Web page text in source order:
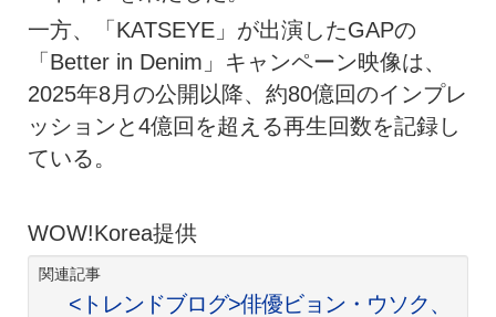
一方、「KATSEYE」が出演したGAPの
「Better in Denim」キャンペーン映像は、
2025年8月の公開以降、約80億回のインプレ
ッションと4億回を超える再生回数を記録し
ている。
WOW!Korea提供
関連記事
<トレンドブログ>俳優ビョン・ウソク、